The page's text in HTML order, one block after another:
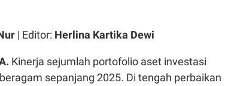
| Editor: Herlina Kartika Dewi
Kinerja sejumlah portofolio aset investasi
sepanjang 2025. Di tengah perbaikan